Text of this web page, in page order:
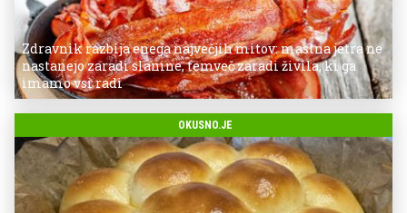
Zdravnik razbija enega največjih mitov: mastna jetra ne
nastanejo zaradi slanine, temveč zaradi živila, ki ga
imamo vsi radi
OKUSNO.JE